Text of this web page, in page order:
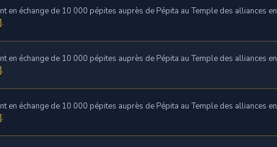
en échange de 10 000 pépites auprès de Pépita au Temple des alliances en
.
en échange de 10 000 pépites auprès de Pépita au Temple des alliances en
.
en échange de 10 000 pépites auprès de Pépita au Temple des alliances en
.